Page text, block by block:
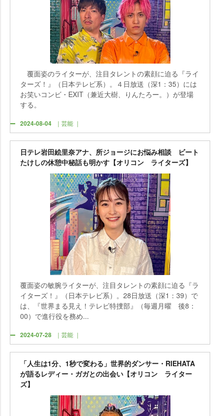
覆面姿のライターが、注目タレントの素顔に迫る『ライ
ターズ！』（日本テレビ系）。４日放送（深1：35）には
お笑いコンビ・EXIT（兼近大樹、りんたろー。）が登場
する。
2024-08-04 ｜芸能 ｜
日テレ岩田絵里奈アナ、所ジョージにお悩み相談 ビート
たけしの休憩中秘話も明かす【オリコン ライターズ】
覆面姿の敏腕ライターが、注目タレントの素顔に迫る『ラ
イターズ！』（日本テレビ系）。28日放送（深1：39）で
は、『世界まる見え！テレビ特捜部』（毎週月曜 後8：
00）で進行役を務め...
2024-07-28 ｜芸能 ｜
「人生は1分、1秒で変わる」世界的ダンサー・RIEHATA
が語るレディー・ガガとの出会い【オリコン ライター
ズ】